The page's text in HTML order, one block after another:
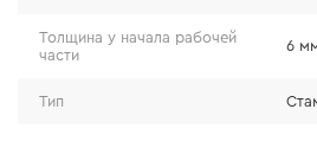
Толщина у начала рабочей
части
6
Тип